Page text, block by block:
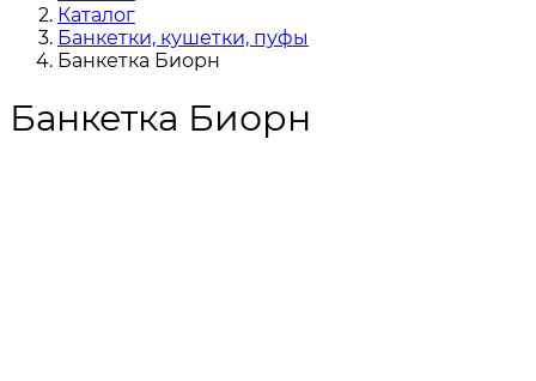
Каталог
Банкетки, кушетки, пуфы
Банкетка Биорн
Банкетка Биорн